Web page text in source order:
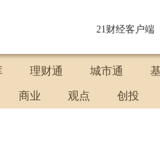
21财经客户端
理财通 城市通
商业 观点 创投